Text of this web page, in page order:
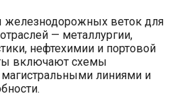
железнодорожных веток для
— металлургии,
нефтехимии и портовой
включают схемы
линиями и